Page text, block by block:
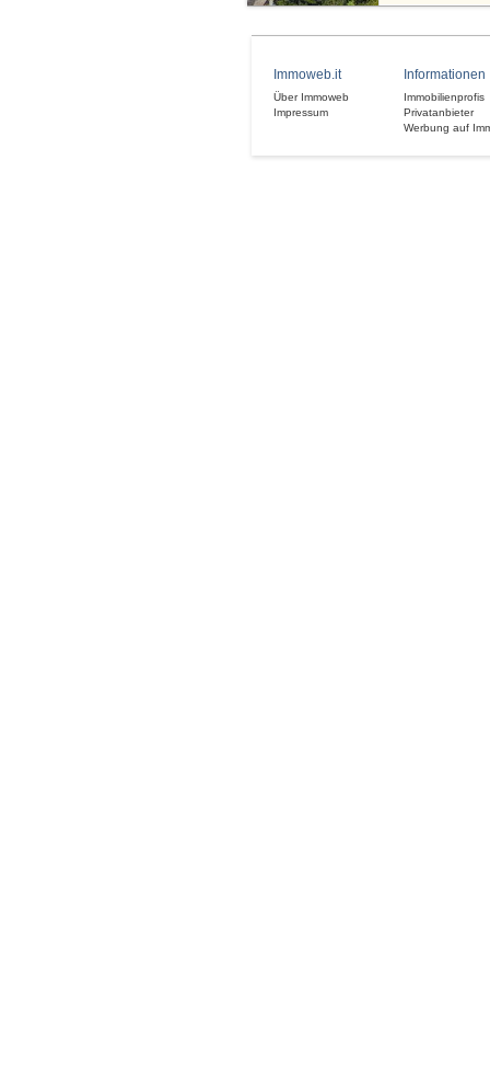
Immoweb.it
Über Immoweb
Impressum
Informationen
Immobilienprofis
Privatanbieter
Werbung auf